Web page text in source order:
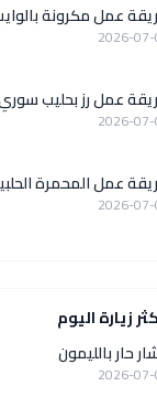
عمل مكرونة
2026-
عمل رز بحليب سوري بـ 5
2026-
عمل المحمرة
2026-
زيارة اليوم
حار بالليمون
2026-